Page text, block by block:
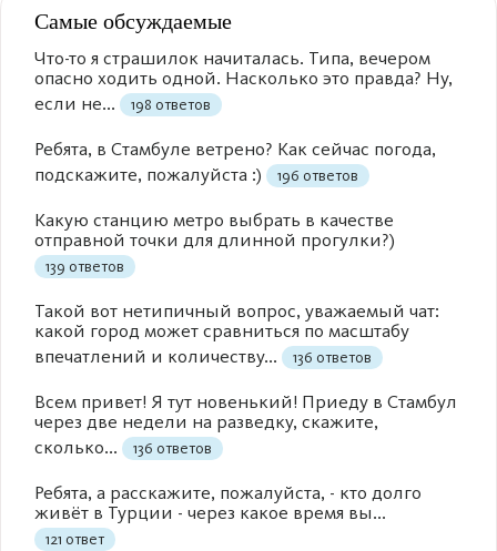
Самые обсуждаемые
Что-то я страшилок начиталась. Типа, вечером
опасно ходить одной. Насколько это правда? Ну,
если не...
198 ответов
Ребята, в Стамбуле ветрено? Как сейчас погода,
подскажите, пожалуйста :)
196 ответов
Какую станцию метро выбрать в качестве
отправной точки для длинной прогулки?)
139 ответов
Такой вот нетипичный вопрос, уважаемый чат:
какой город может сравниться по масштабу
впечатлений и количеству...
136 ответов
Всем привет! Я тут новенький! Приеду в Стамбул
через две недели на разведку, скажите,
сколько...
136 ответов
Ребята, а расскажите, пожалуйста, - кто долго
живёт в Турции - через какое время вы...
121 ответ